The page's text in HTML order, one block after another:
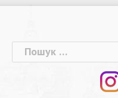
Пошук: